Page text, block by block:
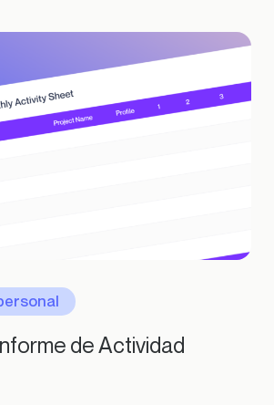
de Actividad